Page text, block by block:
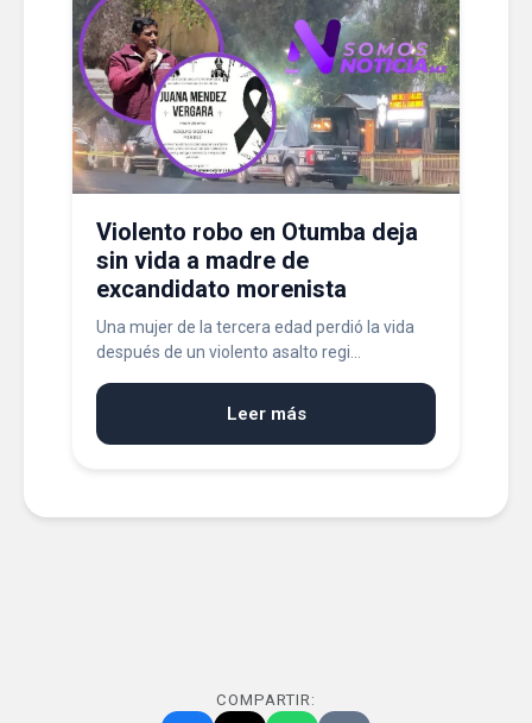
Violento robo en Otumba deja
sin vida a madre de
excandidato morenista
Una mujer de la tercera edad perdió la vida
después de un violento asalto regi...
Leer más
COMPARTIR: